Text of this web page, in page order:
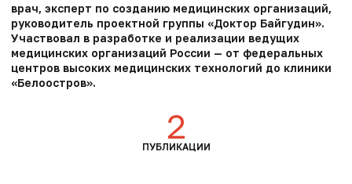
врач, эксперт по созданию медицинских организаций,
руководитель проектной группы «Доктор Байгудин».
Участвовал в разработке и реализации ведущих
медицинских организаций России — от федеральных
центров высоких медицинских технологий до клиники
«Белоостров».
2
ПУБЛИКАЦИИ